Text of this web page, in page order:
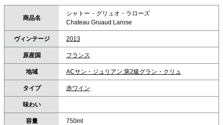
商品名
シャトー・グリュオ・ラローズ
Chateau Gruaud Larose
ヴィンテージ 2013
原産国 フランス
地域 ACサン・ジュリアン:第2級グラン・クリュ
タイプ 赤ワイン
味わい
容量 750ml